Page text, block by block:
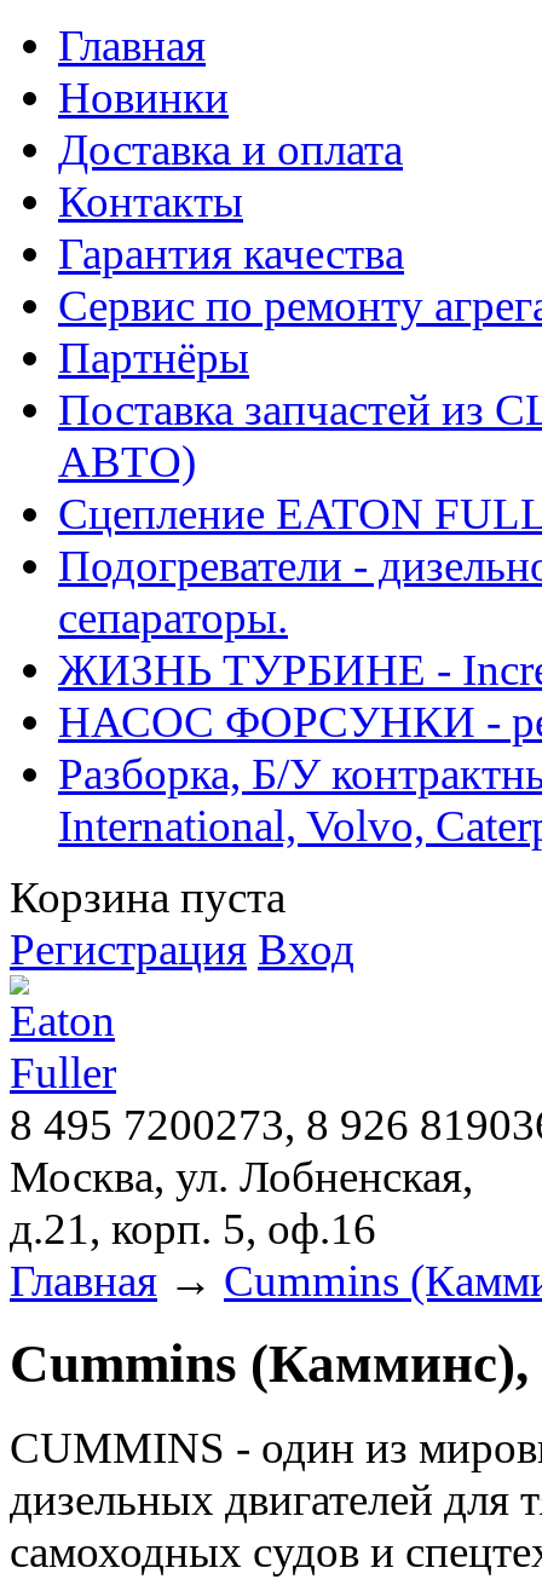
Главная
Новинки
Доставка и оплата
Контакты
Гарантия качества
Сервис по ремонту
Партнёры
Поставка запчастей
АВТО)
Сцепление EATON
Подогреватели -
сепараторы.
ЖИЗНЬ ТУРБИНЕ -
НАСОС ФОРСУНКИ -
Разборка, Б/У
International, Volvo,
Корзина пуста
Регистрация Вход
8 495 7200273, 8 926
Москва, ул. Лобненская,
д.21, корп. 5, оф.16
Главная → Cummins
Cummins (Камминс),
CUMMINS - один из
дизельных двигателей для
самоходных судов и